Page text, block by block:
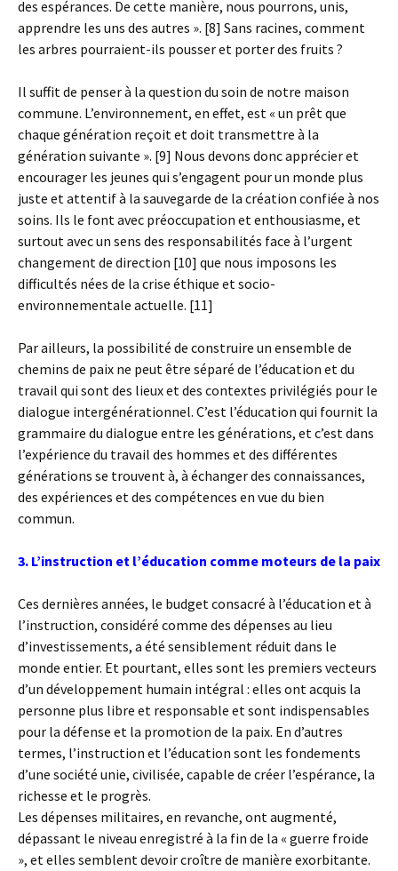
des espérances. De cette manière, nous pourrons, unis,
apprendre les uns des autres ». [8] Sans racines, comment
les arbres pourraient-ils pousser et porter des fruits ?
Il suffit de penser à la question du soin de notre maison
commune. L’environnement, en effet, est « un prêt que
chaque génération reçoit et doit transmettre à la
génération suivante ». [9] Nous devons donc apprécier et
encourager les jeunes qui s’engagent pour un monde plus
juste et attentif à la sauvegarde de la création confiée à nos
soins. Ils le font avec préoccupation et enthousiasme, et
surtout avec un sens des responsabilités face à l’urgent
changement de direction [10] que nous imposons les
difficultés nées de la crise éthique et socio-
environnementale actuelle. [11]
Par ailleurs, la possibilité de construire un ensemble de
chemins de paix ne peut être séparé de l’éducation et du
travail qui sont des lieux et des contextes privilégiés pour le
dialogue intergénérationnel. C’est l’éducation qui fournit la
grammaire du dialogue entre les générations, et c’est dans
l’expérience du travail des hommes et des différentes
générations se trouvent à, à échanger des connaissances,
des expériences et des compétences en vue du bien
commun.
3. L’instruction et l’éducation comme moteurs de la paix
Ces dernières années, le budget consacré à l’éducation et à
l’instruction, considéré comme des dépenses au lieu
d’investissements, a été sensiblement réduit dans le
monde entier. Et pourtant, elles sont les premiers vecteurs
d’un développement humain intégral : elles ont acquis la
personne plus libre et responsable et sont indispensables
pour la défense et la promotion de la paix. En d’autres
termes, l’instruction et l’éducation sont les fondements
d’une société unie, civilisée, capable de créer l’espérance, la
richesse et le progrès.
Les dépenses militaires, en revanche, ont augmenté,
dépassant le niveau enregistré à la fin de la « guerre froide
», et elles semblent devoir croître de manière exorbitante.